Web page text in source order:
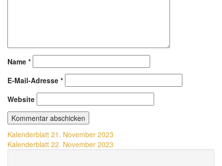
Name *
E-Mail-Adresse *
Website
Beitragsnavigation
Kalenderblatt 21. November 2023
Kalenderblatt 22. November 2023